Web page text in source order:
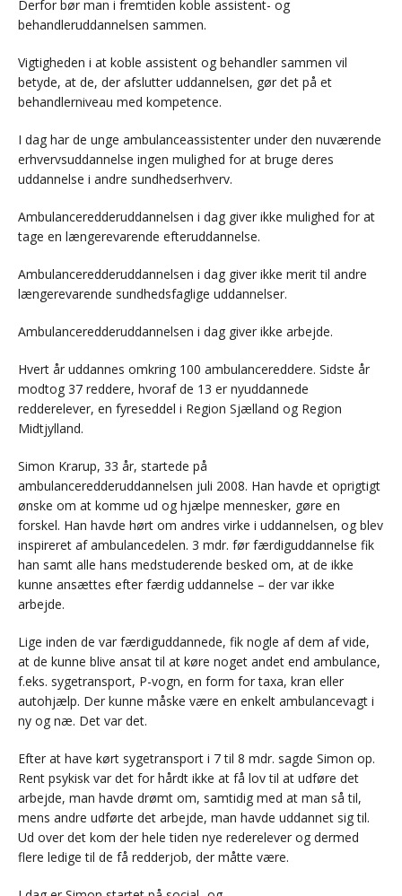
Derfor bør man i fremtiden koble assistent- og
behandleruddannelsen sammen.
Vigtigheden i at koble assistent og behandler sammen vil
betyde, at de, der afslutter uddannelsen, gør det på et
behandlerniveau med kompetence.
I dag har de unge ambulanceassistenter under den nuværende
erhvervsuddannelse ingen mulighed for at bruge deres
uddannelse i andre sundhedserhverv.
Ambulanceredderuddannelsen i dag giver ikke mulighed for at
tage en længerevarende efteruddannelse.
Ambulanceredderuddannelsen i dag giver ikke merit til andre
længerevarende sundhedsfaglige uddannelser.
Ambulanceredderuddannelsen i dag giver ikke arbejde.
Hvert år uddannes omkring 100 ambulancereddere. Sidste år
modtog 37 reddere, hvoraf de 13 er nyuddannede
redderelever, en fyreseddel i Region Sjælland og Region
Midtjylland.
Simon Krarup, 33 år, startede på
ambulanceredderuddannelsen juli 2008. Han havde et oprigtigt
ønske om at komme ud og hjælpe mennesker, gøre en
forskel. Han havde hørt om andres virke i uddannelsen, og blev
inspireret af ambulancedelen. 3 mdr. før færdiguddannelse fik
han samt alle hans medstuderende besked om, at de ikke
kunne ansættes efter færdig uddannelse – der var ikke
arbejde.
Lige inden de var færdiguddannede, fik nogle af dem af vide,
at de kunne blive ansat til at køre noget andet end ambulance,
f.eks. sygetransport, P-vogn, en form for taxa, kran eller
autohjælp. Der kunne måske være en enkelt ambulancevagt i
ny og næ. Det var det.
Efter at have kørt sygetransport i 7 til 8 mdr. sagde Simon op.
Rent psykisk var det for hårdt ikke at få lov til at udføre det
arbejde, man havde drømt om, samtidig med at man så til,
mens andre udførte det arbejde, man havde uddannet sig til.
Ud over det kom der hele tiden nye rederelever og dermed
flere ledige til de få redderjob, der måtte være.